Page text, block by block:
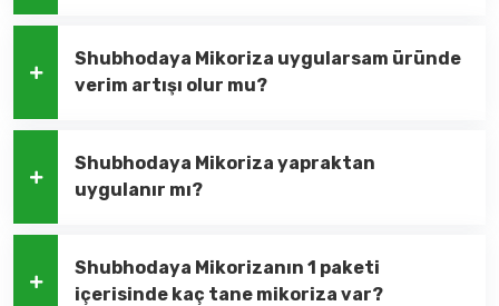
Shubhodaya Mikoriza uygularsam üründe
verim artışı olur mu?
Shubhodaya Mikoriza yapraktan
uygulanır mı?
Shubhodaya Mikorizanın 1 paketi
içerisinde kaç tane mikoriza var?